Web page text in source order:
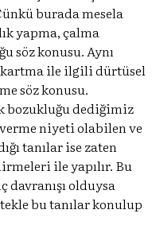
burada mesela
yapma, çalma
söz konusu. Aynı
ile ilgili dürtüsel
söz konusu.
bozukluğu dediğimiz
niyeti olabilen ve
tanılar ise zaten
ile yapılır. Bu
olduysa
bu tanılar konulup